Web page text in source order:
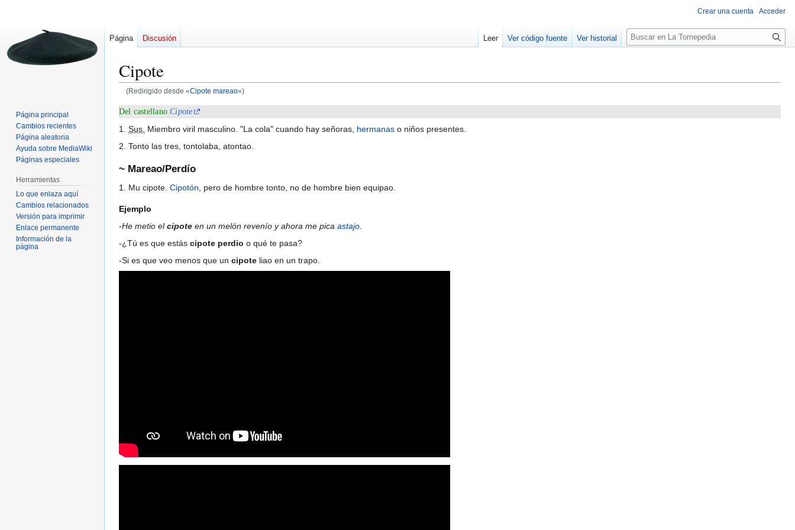
Cipote
(Redirigido desde «Cipote mareao»)
Ir
a
navegación
Ir
a
búsqueda
Del castellanoCipote
1. Sus. Miembro viril masculino. "La cola" cuando hay señoras, hermanas o niños presentes.
2. Tonto las tres, tontolaba, atontao.
~ Mareao/Perdío
1. Mu cipote. Cipotón , pero de hombre tonto, no de hombre bien equipao.
Ejemplo
-He metio elcipote en un melón revenío y ahora me pica astajo
-¿Tú es que estás cipote perdio o qué te pasa?
-Si es que veo menos que un cipote liao en un trapo.
Crear una cuenta Acceder
Página Discusión Leer Ver código fuente Ver historial
B
u
a
Página principal
Cambios recientes
Página aleatoria
Ayuda sobre MediaWiki
Páginas especiales
Herramientas
Lo que enlaza aquí
Cambios relacionados
Versión para imprimir
Enlace permanente
Información de la
página